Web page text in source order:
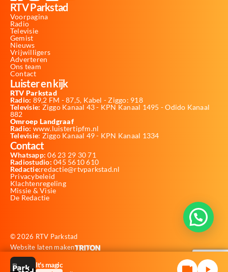
RTV Parkstad
Voorpagina
Radio
Televisie
Gemist
Nieuws
Vrijwilligers
Adverteren
Ons team
Contact
Luister en kijk
RTV Parkstad
Radio: 89,2 FM - 87,5, Kabel - Ziggo: 918
Televisie: Ziggo Kanaal 43 - KPN Kanaal 1495 - Odido Kanaal
882
Omroep Landgraaf
Radio: www.luistertipfm.nl
Televisie: Ziggo Kanaal 49 - KPN Kanaal 1334
Contact
Whatsapp: 06 23 29 30 71
Radiostudio: 045 5610 610
Redactie:redactie@rtvparkstad.nl
Privacybeleid
Klachtenregeling
Missie & Visie
De Redactie
© 2026 RTV Parkstad
Website laten maken
It's magic